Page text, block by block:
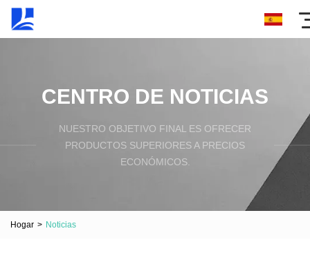
CENTRO DE NOTICIAS
NUESTRO OBJETIVO FINAL ES OFRECER
PRODUCTOS SUPERIORES A PRECIOS
ECONÓMICOS.
Hogar > Noticias